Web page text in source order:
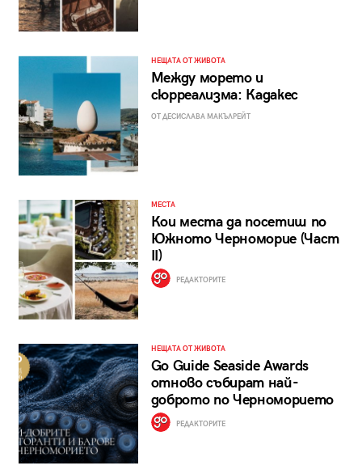
НЕЩАТА ОТ ЖИВОТА
Между морето и
сюрреализма: Кадакес
ОТ ДЕСИСЛАВА МАКЪЛРЕЙТ
МЕСТА
Кои места да посетиш по
Южното Черноморие (Част
II)
РЕДАКТОРИТЕ
НЕЩАТА ОТ ЖИВОТА
Go Guide Seaside Awards
отново събират най-
доброто по Черноморието
РЕДАКТОРИТЕ